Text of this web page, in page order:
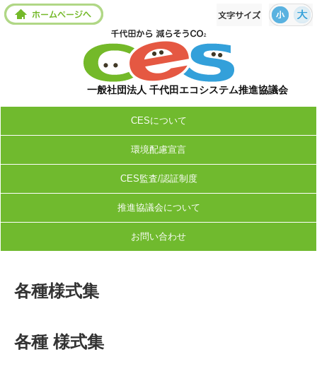
一般社団法人 千代田エコシステム推進協議会
CESについて
環境配慮宣言
CES監査/認証制度
推進協議会について
お問い合わせ
各種様式集
各種 様式集